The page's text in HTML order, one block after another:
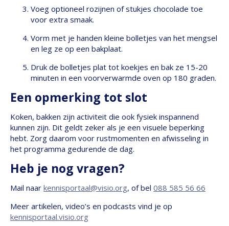
Voeg optioneel rozijnen of stukjes chocolade toe
voor extra smaak.
Vorm met je handen kleine bolletjes van het mengsel
en leg ze op een bakplaat.
Druk de bolletjes plat tot koekjes en bak ze 15-20
minuten in een voorverwarmde oven op 180 graden.
Een opmerking tot slot
Koken, bakken zijn activiteit die ook fysiek inspannend
kunnen zijn. Dit geldt zeker als je een visuele beperking
hebt. Zorg daarom voor rustmomenten en afwisseling in
het programma gedurende de dag.
Heb je nog vragen?
Mail naar kennisportaal@visio.org, of bel 088 585 56 66
Meer artikelen, video’s en podcasts vind je op
kennisportaal.visio.org